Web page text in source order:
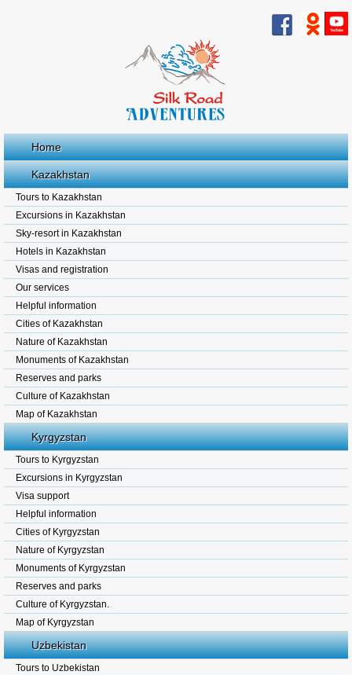
Home
Kazakhstan
Tours to Kazakhstan
Excursions in Kazakhstan
Sky-resort in Kazakhstan
Hotels in Kazakhstan
Visas and registration
Our services
Helpful information
Cities of Kazakhstan
Nature of Kazakhstan
Monuments of Kazakhstan
Reserves and parks
Culture of Kazakhstan
Map of Kazakhstan
Kyrgyzstan
Tours to Kyrgyzstan
Excursions in Kyrgyzstan
Visa support
Helpful information
Cities of Kyrgyzstan
Nature of Kyrgyzstan
Monuments of Kyrgyzstan
Reserves and parks
Culture of Kyrgyzstan.
Map of Kyrgyzstan
Uzbekistan
Tours to Uzbekistan